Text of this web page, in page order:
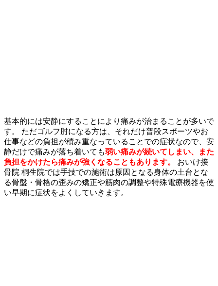
基本的には安静にすることにより痛みが治まることが多いで
す。 ただゴルフ肘になる方は、それだけ普段スポーツやお
仕事などの負担が積み重なっていることでの症状なので、安
静だけで痛みが落ち着いても弱い痛みが続いてしまい、また
負担をかけたら痛みが強くなることもあります。
おいけ接
骨院 桐生院では手技での施術は原因となる身体の土台とな
る骨盤・骨格の歪みの矯正や筋肉の調整や特殊電療機器を使
い早期に症状をよくしていきます。